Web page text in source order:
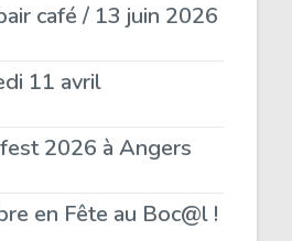
café / 13 juin 2026
11 avril
2026 à Angers
en Fête au Boc@l !